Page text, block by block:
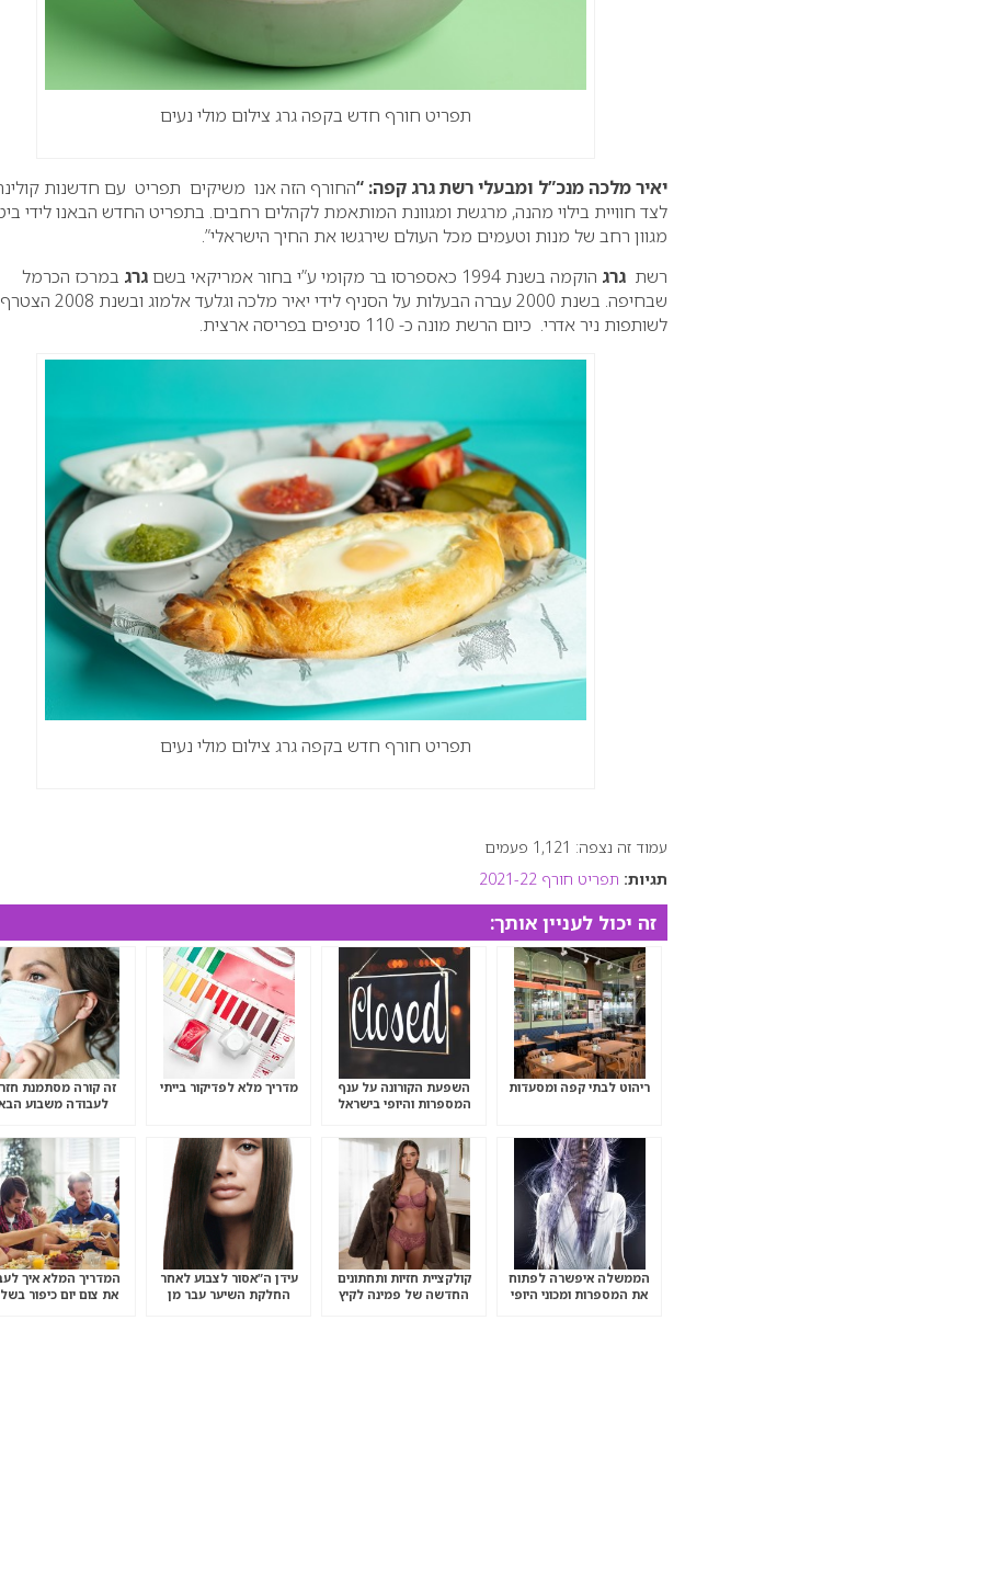
תפריט חורף חדש בקפה גרג צילום מולי נעים
יאיר מלכה מנכ”ל ומבעלי רשת גרג קפה: “החורף הזה אנו משיקים תפריט עם חדשנות
לצד חוויית בילוי מהנה, מרגשת ומגוונת המותאמת לקהלים רחבים. בתפריט החדש הבאנו לידי
מגוון רחב של מנות וטעמים מכל העולם שירגשו את החיך הישראלי”.
רשת גרג הוקמה בשנת 1994 כאספרסו בר מקומי ע”י בחור אמריקאי בשם גרג במרכז הכרמל
שבחיפה. בשנת 2000 עברה הבעלות על הסניף לידי יאיר מלכה וגלעד אלמוג ובשנת 2008 הצטרף
לשותפות ניר אדרי. כיום הרשת מונה כ- 110 סניפים בפריסה ארצית.
תפריט חורף חדש בקפה גרג צילום מולי נעים
עמוד זה נצפה: 1,121 פעמים
תגיות: תפריט חורף 2021-22
זה יכול לעניין אותך:
ריהוט לבתי קפה ומסעדות
השפעת הקורונה על ענף
המספרות והיופי בישראל
מדריך מלא לפדיקור בייתי
זה קורה מסתמנת
לעבודה משבוע
הממשלה איפשרה לפתוח
את המספרות ומכוני היופי
קולקציית חזיות ותחתונים
החדשה של פמינה לקיץ
עידן ה”אסור לצבוע לאחר
החלקת השיער עבר מן
המדריך המלא איך
את צום יום כיפור